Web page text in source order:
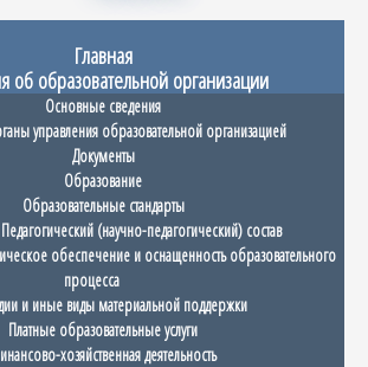
Главная
об образовательной организации
Основные сведения
управления образовательной организацией
Документы
Образование
Образовательные стандарты
(научно-педагогический) состав
обеспечение и оснащенность образовательного
процесса
и иные виды материальной поддержки
Платные образовательные услуги
хозяйственная деятельность